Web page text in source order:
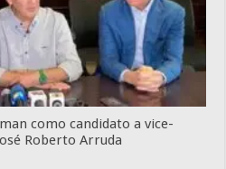
como candidato a vice-
Roberto Arruda